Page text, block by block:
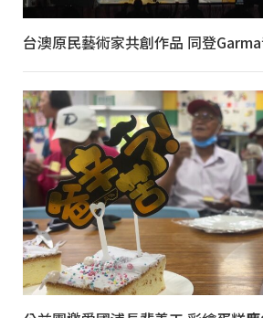
台澳原民藝術家共創作品 同登